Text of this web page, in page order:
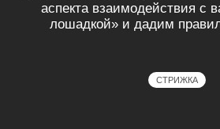
аспекта взаимодействия с
лошадкой» и дадим
СТРИЖКА